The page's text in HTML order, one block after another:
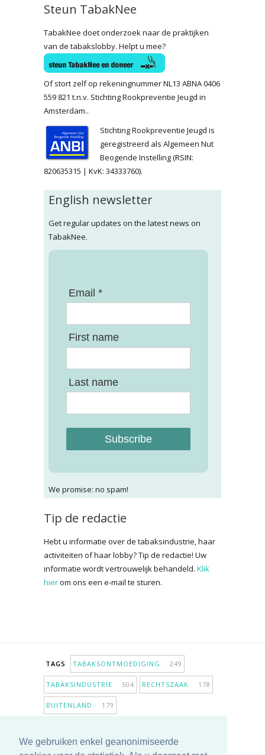
We gebruiken enkel geanonimiseerde
Steun TabakNee
TabakNee doet onderzoek naar de praktijken
van de tabakslobby. Helpt u mee?
Of stort zelf op rekeningnummer NL13 ABNA 0406
559 821 t.n.v. Stichting Rookpreventie Jeugd in
Amsterdam..
Stichting Rookpreventie Jeugd is
geregistreerd als Algemeen Nut
Beogende Instelling (RSIN:
820635315 | KvK: 34333760).
English newsletter
Get regular updates on the latest news on
TabakNee.
Email *
First name
Last name
Subscribe
We promise: no spam!
Tip de redactie
Hebt u informatie over de tabaksindustrie, haar
activiteiten of haar lobby? Tip de redactie! Uw
informatie wordt vertrouwelijk behandeld. Klik
hierom ons een e-mail te sturen.
TAGS TABAKSONTMOEDIGING 249
TABAKSINDUSTRIE 504 RECHTSZAAK 178
BUITENLAND 179
ANTIROOKBELEID307 ONDERZOEK